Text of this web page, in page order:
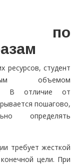
по
ресурсов, студент
объемом
В отличие от
пошагово,
определять
требует жесткой
цели. При